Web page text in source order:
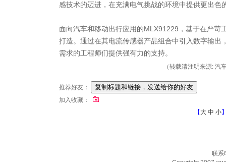
感技术的迈进，在充满电气挑战的环境中提供更出色
面向汽车和移动出行应用的MLX91229，基于在严苛
打造。通过在其电流传感器产品组合中引入数字输出
需求的工程师们提供强有力的支持。
（转载请注明来源: 汽
推荐好友：
加入收藏：
【 大 中 小
联系